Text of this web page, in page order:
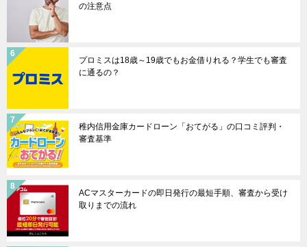
の注意点
プロミスは18歳～19歳でもお金借りれる？学生でも審査
に通るの？
稚内信用金庫カードローン「おてがる」の口コミ評判・
審査基準
ACマスターカードの即日発行の最短手順、審査から受け
取りまでの流れ